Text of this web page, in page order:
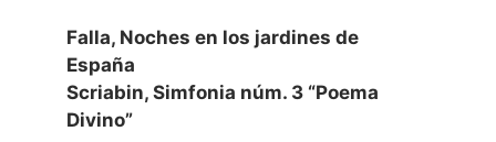
Falla, Noches en los jardines de
España
Scriabin, Simfonia núm. 3 “Poema
Divino”